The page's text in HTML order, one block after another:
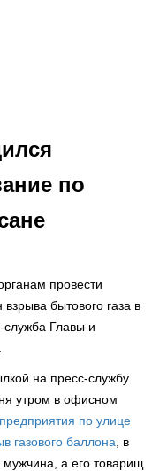
по
провести
бытового газа в
служба Главы и
на пресс-службу
утром в офисном
по улице
газового баллона , в
мужчина, а его товарищ